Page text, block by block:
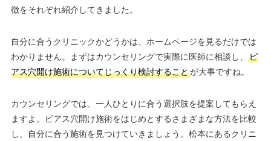
徴をそれぞれ紹介してきました。
自分に合うクリニックかどうかは、ホームページを見るだけでは
わかりません。まずはカウンセリングで実際に医師に相談し、
ピ
アス穴開け施術についてじっくり検討することが大事ですね。
カウンセリングでは、一人ひとりに合う選択肢を提案してもらえ
ますよ。ピアス穴開け施術をはじめとするさまざまな方法を比較
し、自分に合う施術を見つけていきましょう。松本にあるクリニ